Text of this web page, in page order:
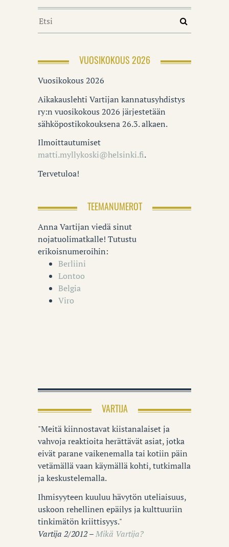
VUOSIKOKOUS 2026
Vuosikokous 2026
Aikakauslehti Vartijan kannatusyhdistys
ry:n vuosikokous 2026 järjestetään
sähköpostikokouksena 26.3. alkaen.
Ilmoittautumiset
matti.myllykoski@helsinki.fi.
Tervetuloa!
TEEMANUMEROT
Anna Vartijan viedä sinut
nojatuolimatkalle! Tutustu
erikoisnumeroihin:
Berliini
Lontoo
Belgia
Viro
VARTIJA
"Meitä kiinnostavat kiistanalaiset ja
vahvoja reaktioita herättävät asiat, jotka
eivät parane vaikenemalla tai kotiin päin
vetämällä vaan käymällä kohti, tutkimalla
ja keskustelemalla.
Ihmisyyteen kuuluu hävytön uteliaisuus,
uskoon rehellinen epäilys ja kulttuuriin
tinkimätön kriittisyys."
Vartija 2/2012 –Mikä Vartija?